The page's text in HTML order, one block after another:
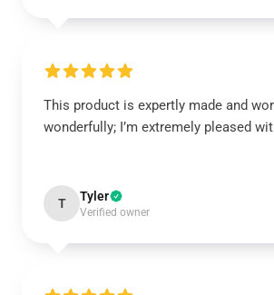
This product is expertly made and
wonderfully; I’m extremely pleased
T Tyler
Verified owner